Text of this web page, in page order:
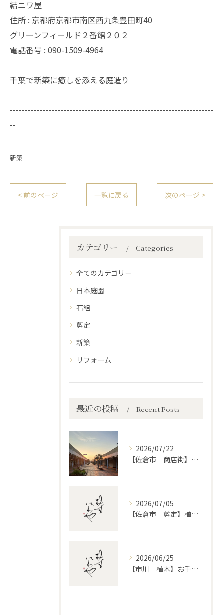
結ニワ屋
住所 : 京都府京都市南区西九条豊田町40
グリーンフィールド２番館２０２
電話番号 : 090-1509-4964
千葉で新築に癒しを添える庭造り
--------------------------------------------------------------------
--
新築
< 前のページ 一覧に戻る 次のページ >
カテゴリー Categories
全てのカテゴリー
日本庭園
石組
剪定
新築
リフォーム
最近の投稿 Recent Posts
2026/07/22
【佐倉市 商店街】街路植木剪定
2026/07/05
【佐倉市 剪定】植木・庭木の剪定、プロに頼むとどう違うのか。
2026/06/25
【市川 植木】お手入れ【和モダンというお庭を考える】